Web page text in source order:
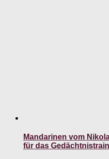
Mandarinen vom
für das